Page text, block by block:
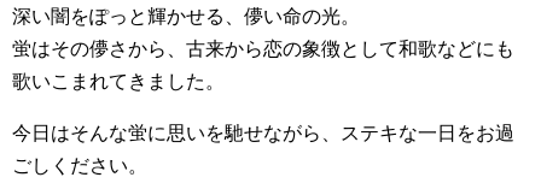
深い闇をぽっと輝かせる、儚い命の光。
蛍はその儚さから、古来から恋の象徴として和歌などにも
歌いこまれてきました。
今日はそんな蛍に思いを馳せながら、ステキな一日をお過
ごしください。